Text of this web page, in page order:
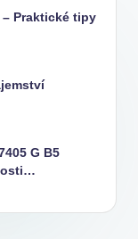
Praktické tipy
G B5